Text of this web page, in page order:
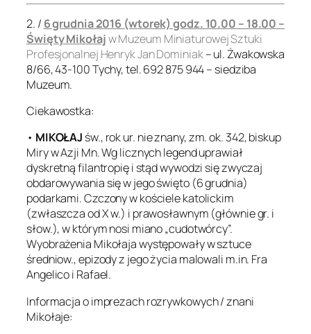
2. / 6 grudnia 2016 (wtorek) godz. 10.00 – 18.00 –
Święty Mikołajw Muzeum Miniaturowej Sztuki
Profesjonalnej Henryk Jan Dominiak– ul. Żwakowska
8/66, 43-100 Tychy, tel. 692 875 944 – siedziba
Muzeum.
Ciekawostka:
• MIKOŁAJ św., rok ur. nie znany, zm. ok. 342, biskup
Miry w Azji Mn. Wg licznych legend uprawiał
dyskretną filantropię i stąd wywodzi się zwyczaj
obdarowywania się w jego święto (6 grudnia)
podarkami. Czczony w kościele katolickim
(zwłaszcza od X w.) i prawosławnym (głównie gr. i
słow.), w którym nosi miano „cudotwórcy”.
Wyobrażenia Mikołaja występowały w sztuce
średniow., epizody z jego życia malowali m.in. Fra
Angelico i Rafael.
Informacja o imprezach rozrywkowych / znani
Mikołaje: